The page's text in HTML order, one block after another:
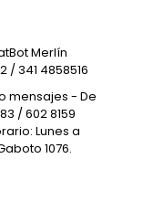
Merlín
/ 341 4858516
mensajes - De
/ 602 8159
Lunes a
1076.